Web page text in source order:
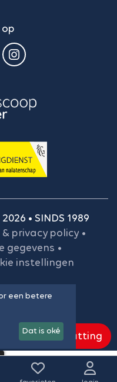
• SINDS 1989
privacy policy •
gegevens •
instellingen
Gratis schatting
een betere
Dat is oké